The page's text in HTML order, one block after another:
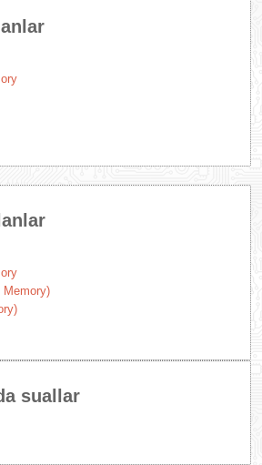
Memory)
suallar